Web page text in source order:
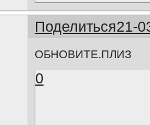
Поделиться21-
ОБНОВИТЕ.ПЛИЗ
0